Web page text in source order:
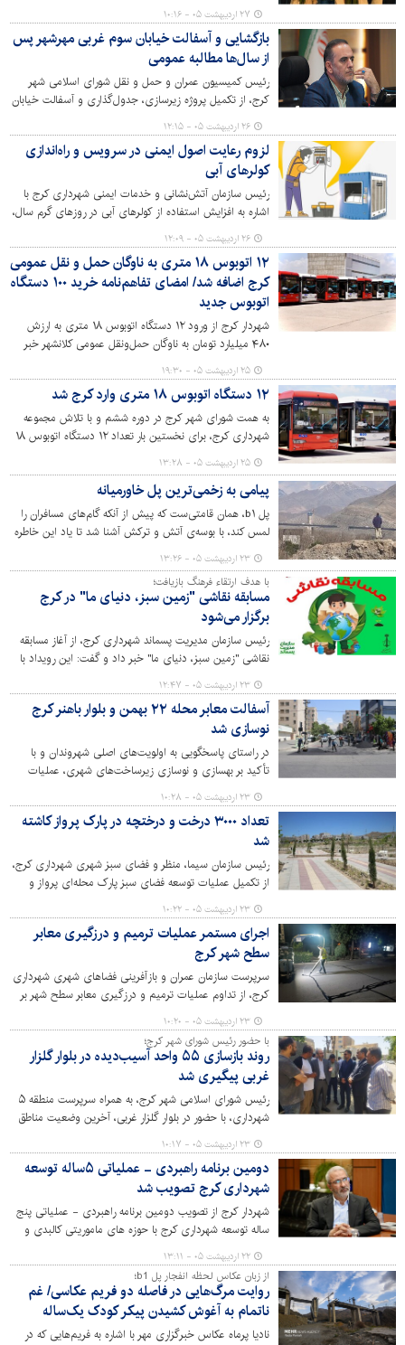
شهرمان، مشارکت کنند.
۲۷ اردیبهشت ۰۵ - ۱۰:۱۶
بازگشایی و آسفالت خیابان سوم غربی مهرشهر پس
از سال‌ها مطالبه عمومی
رئیس کمیسیون عمران و حمل و نقل شورای اسلامی شهر
کرج، از تکمیل پروژه زیرسازی، جدول‌گذاری و آسفالت خیابان
سوم غربی ولیعصر مهرشهر خبر داد.
۲۶ اردیبهشت ۰۵ - ۱۲:۱۵
لزوم رعایت اصول ایمنی در سرویس و راه‌اندازی
کولرهای آبی
رئیس سازمان آتش‌نشانی و خدمات ایمنی شهرداری کرج با
اشاره به افزایش استفاده از کولرهای آبی در روزهای گرم سال،
بر رعایت اصول ایمنی هنگام راه‌اندازی و سرویس این وسایل
تاکید کرد و نسبت به خطر برق‌گرفتگی هشدار داد.
۲۶ اردیبهشت ۰۵ - ۱۲:۰۹
۱۲ اتوبوس ۱۸ متری به ناوگان حمل و نقل عمومی
کرج اضافه شد/ امضای تفاهم‌نامه خرید ۱۰۰ دستگاه
اتوبوس جدید
شهردار کرج از ورود ۱۲ دستگاه اتوبوس‌ ۱۸ متری به ارزش
۴۸۰ میلیارد تومان به ناوگان حمل‌ونقل عمومی کلانشهر خبر
داد و گفت: این اقدام برای نخستین بار در کرج انجام گرفته
است.
۲۵ اردیبهشت ۰۵ - ۱۹:۳۰
۱۲ دستگاه اتوبوس ۱۸ متری وارد کرج شد
به همت شورای شهر کرج در دوره ششم و با تلاش مجموعه
شهرداری کرج، برای نخستین بار تعداد ۱۲ دستگاه اتوبوس ۱۸
متری وارد چرخه خدمتگزاری به شهروندان شد. همچنین
تفاهم‌نامه خرید ۱۰۰ دستگاه اتوبوس به امضا رسید.
۲۵ اردیبهشت ۰۵ - ۱۳:۲۸
پیامی به زخمی‌ترین پل خاورمیانه
پل b۱، همان قامتی‌ست که پیش از آنکه گام‌های مسافران را
لمس کند، با بوسه‌ی آتش و ترکش آشنا شد تا یاد این خاطره
تلخ تا همیشه بر تن شهر باقی بماند.
۲۳ اردیبهشت ۰۵ - ۱۳:۲۶
با هدف ارتقاء فرهنگ بازیافت؛
مسابقه نقاشی "زمین سبز، دنیای ما" در کرج
برگزار می‌شود
رئیس سازمان مدیریت پسماند شهرداری کرج، از آغاز مسابقه
نقاشی "زمین سبز، دنیای ما" خبر داد و گفت: این رویداد با
هدف ترویج فرهنگ بازیافت و آگاهی زیست محیطی برگزار
می‌شود.
۲۳ اردیبهشت ۰۵ - ۱۲:۴۷
آسفالت معابر محله ۲۲ بهمن و بلوار باهنر کرج
نوسازی شد
در راستای پاسخگویی به اولویت‌های اصلی شهروندان و با
تأکید بر بهسازی و نوسازی زیرساخت‌های شهری، عملیات
۶ شهرداری کرج با موفقیت به پایان رسید.
۲۳ اردیبهشت ۰۵ - ۱۰:۲۸
تعداد ۳۰۰۰ درخت و درختچه در پارک پرواز کاشته
شد
رئیس سازمان سیما، منظر و فضای سبز شهری شهرداری کرج،
از تکمیل عملیات توسعه فضای سبز پارک محله‌ای پرواز و
کاشت سه هزار درخت و درختچه در این پارک خبر داد.
۲۳ اردیبهشت ۰۵ - ۱۰:۲۲
اجرای مستمر عملیات ترمیم و درزگیری معابر
سطح شهر کرج
سرپرست سازمان عمران و بازآفرینی فضاهای شهری شهرداری
کرج، از تداوم عملیات ترمیم و درزگیری معابر سطح شهر بر
اساس خروجی پایش آسفالت خبر داد.
۲۳ اردیبهشت ۰۵ - ۱۰:۲۰
با حضور رئیس شورای شهر کرج؛
روند بازسازی ۵۵ واحد آسیب‌دیده در بلوار گلزار
غربی پیگیری شد
رئیس شورای اسلامی شهر کرج، به همراه سرپرست منطقه ۵
شهرداری، با حضور در بلوار گلزار غربی، آخرین وضعیت مناطق
آسیب‌دیده جنگ رمضان و روند بازسازی واحدهای مسکونی را
از نزدیک بررسی کردند.
۲۳ اردیبهشت ۰۵ - ۱۰:۱۷
دومین برنامه راهبردی - عملیاتی ۵ساله توسعه
شهرداری کرج تصویب شد
شهردار کرج از تصویب دومین برنامه راهبردی - عملیاتی پنج
ساله توسعه شهرداری کرج با حوزه های ماموریتی کالبدی و
شهرسازی، محیط زیست و خدمات شهری، ایمنی و مدیریت
بحران، حمل و نقل و ترافیک، خدمات مدیریت، اجتماعی و
فرهنگی در جلسه کمیسیون تلفیق شورای اسلامی شهر کرج
خبر داد.
۲۲ اردیبهشت ۰۵ - ۱۳:۱۱
از زبان عکاس لحظه انفجار پل b1؛
روایت مرگ‌هایی در فاصله دو فریم عکاسی/ غم
ناتمام به آغوش کشیدن پیکر کودک یک‌ساله
نادیا پرماه عکاس خبرگزاری مهر با اشاره به فریم‌هایی که در